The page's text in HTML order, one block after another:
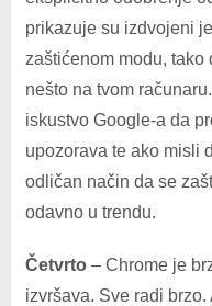
prikazuje su izdvojeni
zaštićenom modu,
nešto na tvom
iskustvo Google-a da
upozorava te ako misli
odličan način da se
odavno u trendu.
Četvrto– Chrome je
izvršava. Sve radi